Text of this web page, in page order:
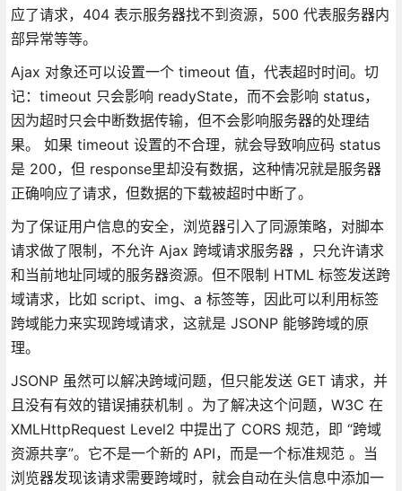
应了请求，404 表示服务器找不到资源，500 代表服务器内
部异常等等。
Ajax 对象还可以设置一个 timeout 值，代表超时时间。切
记：timeout 只会影响 readyState，而不会影响 status，
因为超时只会中断数据传输，但不会影响服务器的处理结
果。 如果 timeout 设置的不合理，就会导致响应码 status
是 200，但 response里却没有数据，这种情况就是服务器
正确响应了请求，但数据的下载被超时中断了。
为了保证用户信息的安全，浏览器引入了同源策略，对脚本
请求做了限制，不允许 Ajax 跨域请求服务器 ，只允许请求
和当前地址同域的服务器资源。但不限制 HTML 标签发送跨
域请求，比如 script、img、a 标签等，因此可以利用标签
跨域能力来实现跨域请求，这就是 JSONP 能够跨域的原
理。
JSONP 虽然可以解决跨域问题，但只能发送 GET 请求，并
且没有有效的错误捕获机制 。为了解决这个问题，W3C 在
XMLHttpRequest Level2 中提出了 CORS 规范，即 “跨域
资源共享”。它不是一个新的 API，而是一个标准规范 。当
浏览器发现该请求需要跨域时，就会自动在头信息中添加一